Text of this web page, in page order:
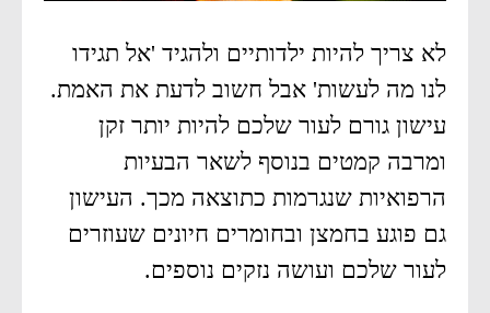
לא צריך להיות ילדותיים ולהגיד 'אל תגידו
לנו מה לעשות' אבל חשוב לדעת את האמת.
עישון גורם לעור שלכם להיות יותר זקן
ומרבה קמטים בנוסף לשאר הבעיות
הרפואיות שנגרמות כתוצאה מכך. העישון
גם פוגע בחמצן ובחומרים חיונים שעוזרים
לעור שלכם ועושה נזקים נוספים.